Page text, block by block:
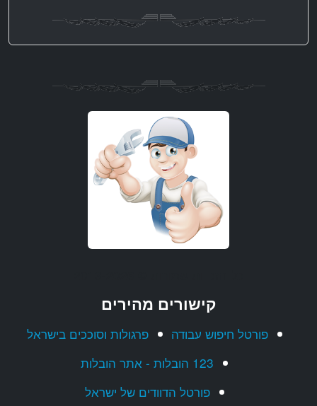
קישורים מהירים
פורטל חיפוש עבודה
פרגולות וסוככים בישראל
123 הובלות - אתר הובלות
פורטל הדוודים של ישראל